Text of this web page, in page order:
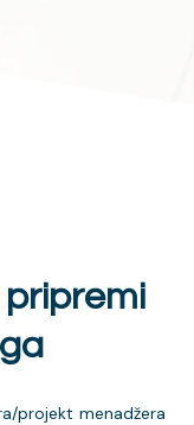
projekt menadžera